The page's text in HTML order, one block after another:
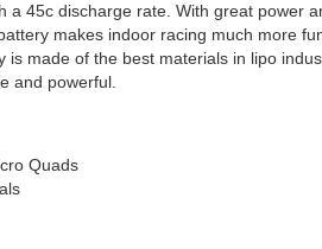
a 45c discharge rate. With great power
makes indoor racing much more
is made of the best materials in lipo
and powerful.
Quads